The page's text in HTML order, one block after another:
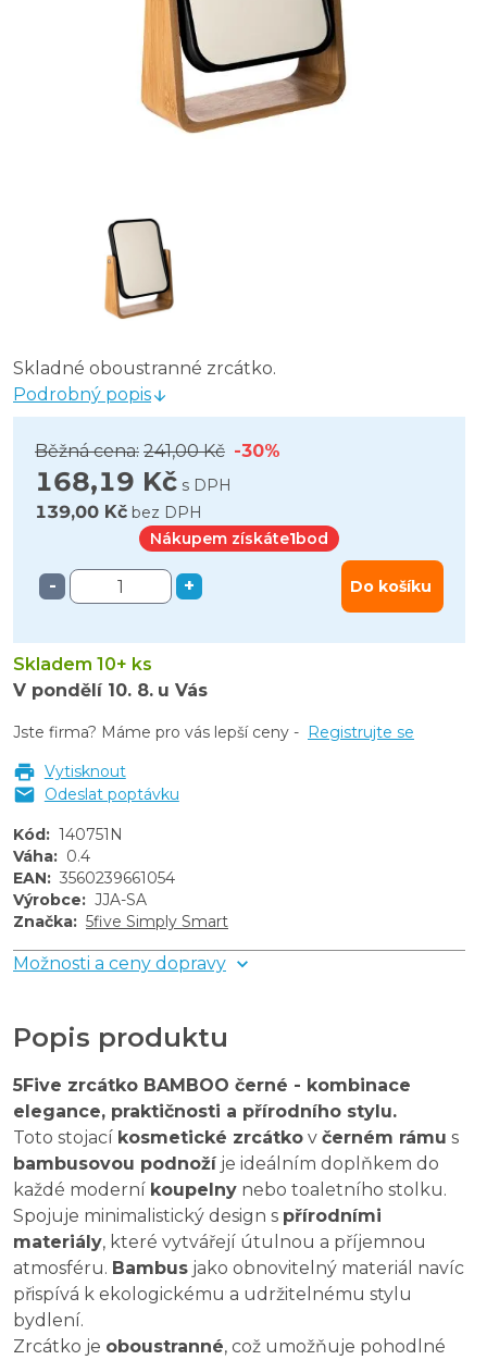
Skladné oboustranné zrcátko.
Podrobný popis
Běžná cena: 241,00 Kč -30%
168,19 Kč s DPH
139,00 Kč bez DPH
Nákupem získáte1bod
- + Do košíku
Skladem 10+ ks
V pondělí 10. 8. u Vás
Jste firma? Máme pro vás lepší ceny - Registrujte se
Vytisknout
Odeslat poptávku
Kód: 140751N
Váha: 0.4
EAN: 3560239661054
Výrobce: JJA-SA
Značka: 5five Simply Smart
Možnosti a ceny dopravy
Popis produktu
5Five zrcátko BAMBOO černé - kombinace
elegance, praktičnosti a přírodního stylu.
Toto stojací kosmetické zrcátko v černém rámu s
bambusovou podnožíje ideálním doplňkem do
každé moderní koupelny nebo toaletního stolku.
Spojuje minimalistický design s přírodními
materiály, které vytvářejí útulnou a příjemnou
atmosféru. Bambus jako obnovitelný materiál navíc
přispívá k ekologickému a udržitelnému stylu
bydlení.
Zrcátko je oboustranné, což umožňuje pohodlné